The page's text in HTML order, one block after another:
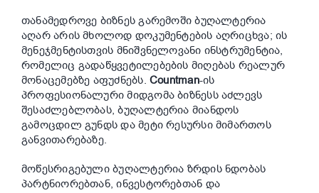
თანამედროვე ბიზნეს გარემოში ბუღალტერია
აღარ არის მხოლოდ დოკუმენტების აღრიცხვა; ის
მენეჯმენტისთვის მნიშვნელოვანი ინსტრუმენტია,
რომელიც გადაწყვეტილებების მიღებას რეალურ
მონაცემებზე აფუძნებს. Countman-ის
პროფესიონალური მიდგომა ბიზნესს აძლევს
შესაძლებლობას, ბუღალტერია მიანდოს
გამოცდილ გუნდს და მეტი რესურსი მიმართოს
განვითარებაზე.
მოწესრიგებული ბუღალტერია ზრდის ნდობას
პარტნიორებთან, ინვესტორებთან და